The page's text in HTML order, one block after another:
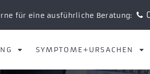
für eine ausführliche Beratung:
SYMPTOME+URSACHEN